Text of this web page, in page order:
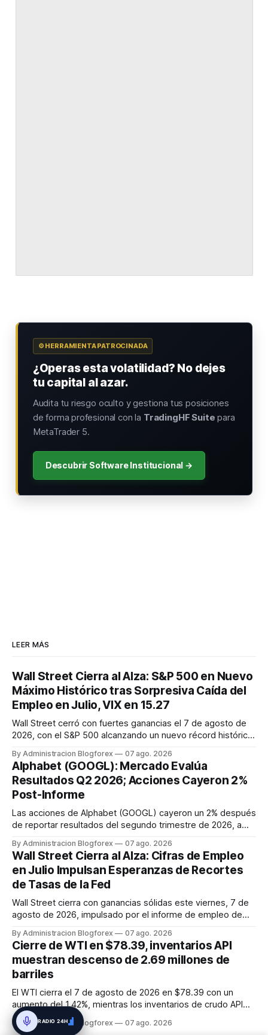
⚙️ HERRAMIENTA PATROCINADA
¿Operas esta volatilidad? No dejes
tu capital al azar.
Audita tu riesgo oculto y gestiona tus posiciones
de forma profesional con la TradingHF Suite para
MetaTrader 5.
Descubrir Software Institucional →
LEER MÁS
Wall Street Cierra al Alza: S&P 500 en Nuevo
Máximo Histórico tras Sorpresiva Caída del
Empleo en Julio, VIX en 15.27
Wall Street cerró con fuertes ganancias el 7 de agosto de
2026, con el S&P 500 alcanzando un nuevo récord histórico
54,036.93 y el Nasdaq Composite escaló 1.3% a 26,690.62.
El impulso provino de un informe de empleo de julio
inesperadamente ...
By Administracion Blogforex 07 ago. 2026
Alphabet (GOOGL): Mercado Evalúa
Resultados Q2 2026; Acciones Cayeron 2%
Post-Informe
Las acciones de Alphabet (GOOGL) cayeron un 2% después
de reportar resultados del segundo trimestre de 2026, a
usuarios de Gemini, en un mercado que evalúa el impacto
de las inversiones en IA.
By Administracion Blogforex 07 ago. 2026
Wall Street Cierra al Alza: Cifras de Empleo
en Julio Impulsan Esperanzas de Recortes
de Tasas de la Fed
Wall Street cierra con ganancias sólidas este viernes, 7 de
agosto de 2026, impulsado por el informe de empleo de
de trabajo. Este dato macroeconómico incrementó las
expectativas de que la Reserva Federal pueda flexibilizar su
política m...
By Administracion Blogforex 07 ago. 2026
Cierre de WTI en $78.39, inventarios API
muestran descenso de 2.69 millones de
barriles
El WTI cierra el 7 de agosto de 2026 en $78.39 con un
aumento del 1.42%, mientras los inventarios de crudo API
caen en 2.69 millones de barriles, sugiriendo una
contracción de la oferta.
By Administracion Blogforex 07 ago. 2026
RADIO 24H